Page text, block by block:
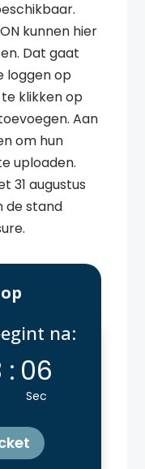
kunnen hier
Dat gaat
loggen op
klikken op
Aan
om hun
uploaden.
31 augustus
de stand
na:
: 06
Sec